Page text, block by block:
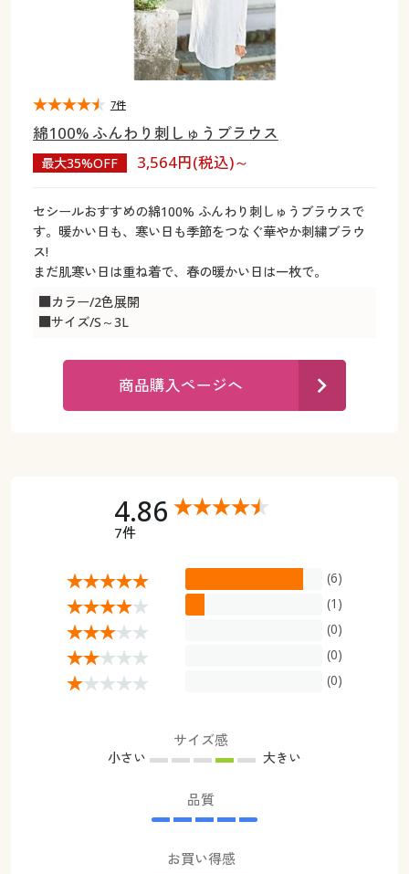
カーテン・ラグ・ファブリック
ジュニア・ティーンズ下着
大きいサイズ通販すべて
大きいサイズ レディース服
大きいサイズ レディース下着
大きいサイズ メンズ
大きいサイズ 事務・制服
カタログ
カタログ・チラシからのご注文
デジタルカタログ
カタログ無料プレゼント
会員メニュー
ご利用ガイド
よくある質問とお問い合わせ
ジュニア・ティーンズ下着
大きいサイズ レディース服
大きいサイズ レディース下着
大きいサイズ メンズ
大きいサイズ 事務・制服
シークレットセール
商品カテゴリ一覧
カタログ
カタログ・チラシからのご注文
カタログ無料プレゼント
会員メニュー
よくある質問とお問い合わせ
綿100% ふんわり刺しゅうブラウス
最大35%OFF 3,564円(税込)～
セシールおすすめの綿100% ふんわり刺しゅうブラウスで
す。暖かい日も、寒い日も季節をつなぐ華やか刺繍ブラウ
ス!
まだ肌寒い日は重ね着で、春の暖かい日は一枚で。
■カラー/2色展開
■サイズ/S～3L
7件
商品購入ページへ
4.86
7件
(6)
(1)
(0)
(0)
(0)
サイズ感
小さい 大きい
品質
お買い得感